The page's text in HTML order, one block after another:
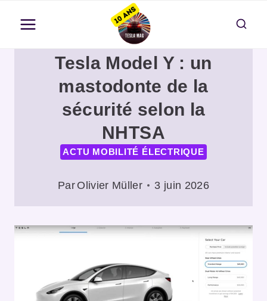
contenu
Tesla Model Y : un
mastodonte de la
sécurité selon la
NHTSA
ACTU MOBILITÉ ÉLECTRIQUE
Par Olivier Müller 3 juin 2026